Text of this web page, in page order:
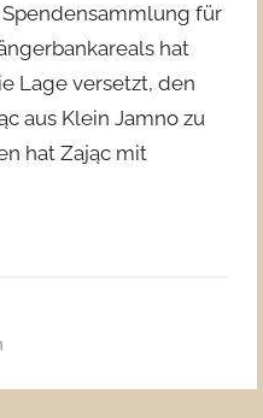
für
hat
Lage versetzt, den
aus Klein Jamno zu
hat Zając mit